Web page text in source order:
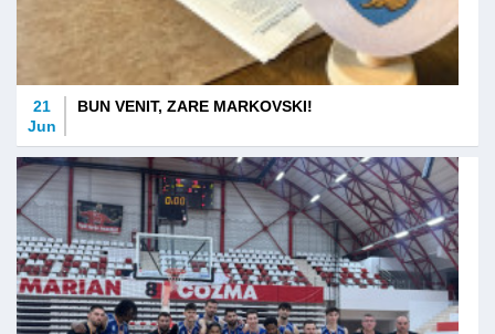
21
Jun
BUN VENIT, ZARE MARKOVSKI!